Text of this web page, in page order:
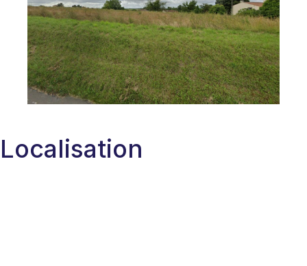
Localisation